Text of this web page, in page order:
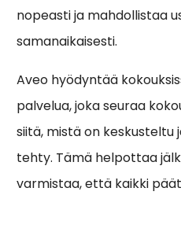
nopeasti ja mahdollistaa
samanaikaisesti.
Aveo hyödyntää
palvelua, joka seuraa
siitä, mistä on keskusteltu
tehty. Tämä helpottaa
varmistaa, että kaikki